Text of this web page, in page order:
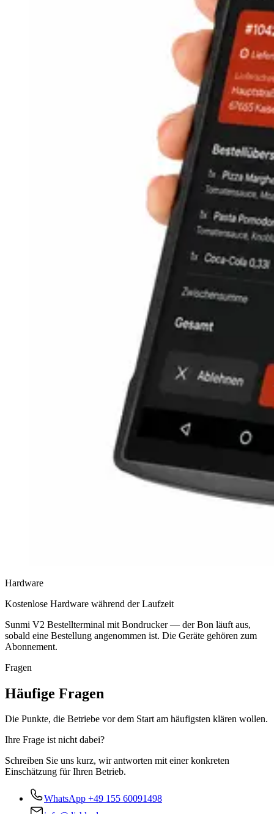
Hardware
Kostenlose Hardware während der Laufzeit
Sunmi V2 Bestellterminal mit Bondrucker — der Bon läuft aus,
sobald eine Bestellung angenommen ist. Die Geräte gehören zum
Abonnement.
Fragen
Häufige Fragen
Die Punkte, die Betriebe vor dem Start am häufigsten klären wollen.
Ihre Frage ist nicht dabei?
Schreiben Sie uns kurz, wir antworten mit einer konkreten
Einschätzung für Ihren Betrieb.
WhatsApp +49 155 60091498